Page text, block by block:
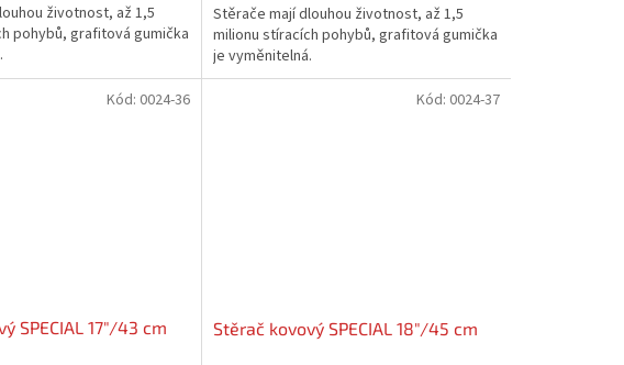
životnost, až 1,5
pohybů, grafitová gumička
Stěrače mají dlouhou životnost, až 1,5
milionu stíracích pohybů, grafitová gumička
je vyměnitelná.
SPECIAL 17"/43 cm
Kód: 0024-36
Stěrač kovový SPECIAL 18"/45 cm
Kód: 0024-37